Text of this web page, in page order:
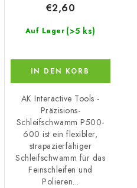
Auf Lager (>5 ks)
€2,60
IN DEN KORB
AK Interactive Tools -
Präzisions-
Schleifschwamm P500-
600 ist ein flexibler,
strapazierfähiger
Schleifschwamm für das
Feinschleifen und
Polieren...